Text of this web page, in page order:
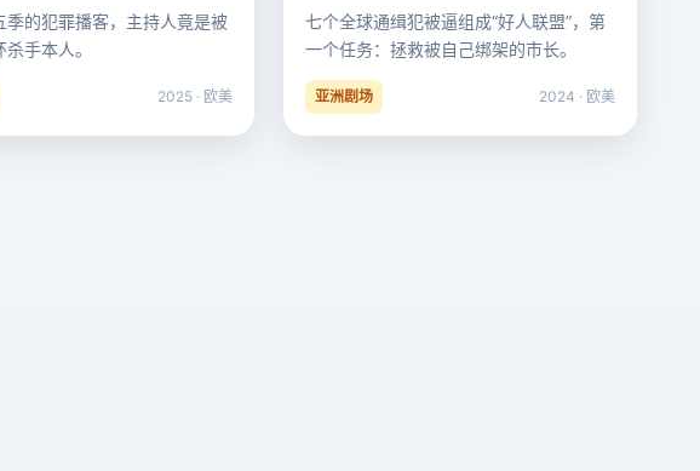
季的犯罪播客，主持人竟是被
手本人。
2025 · 欧美
七个全球通缉犯被逼组成“好人联盟”，第
一个任务：拯救被自己绑架的市长。
亚洲剧场 2024 · 欧美